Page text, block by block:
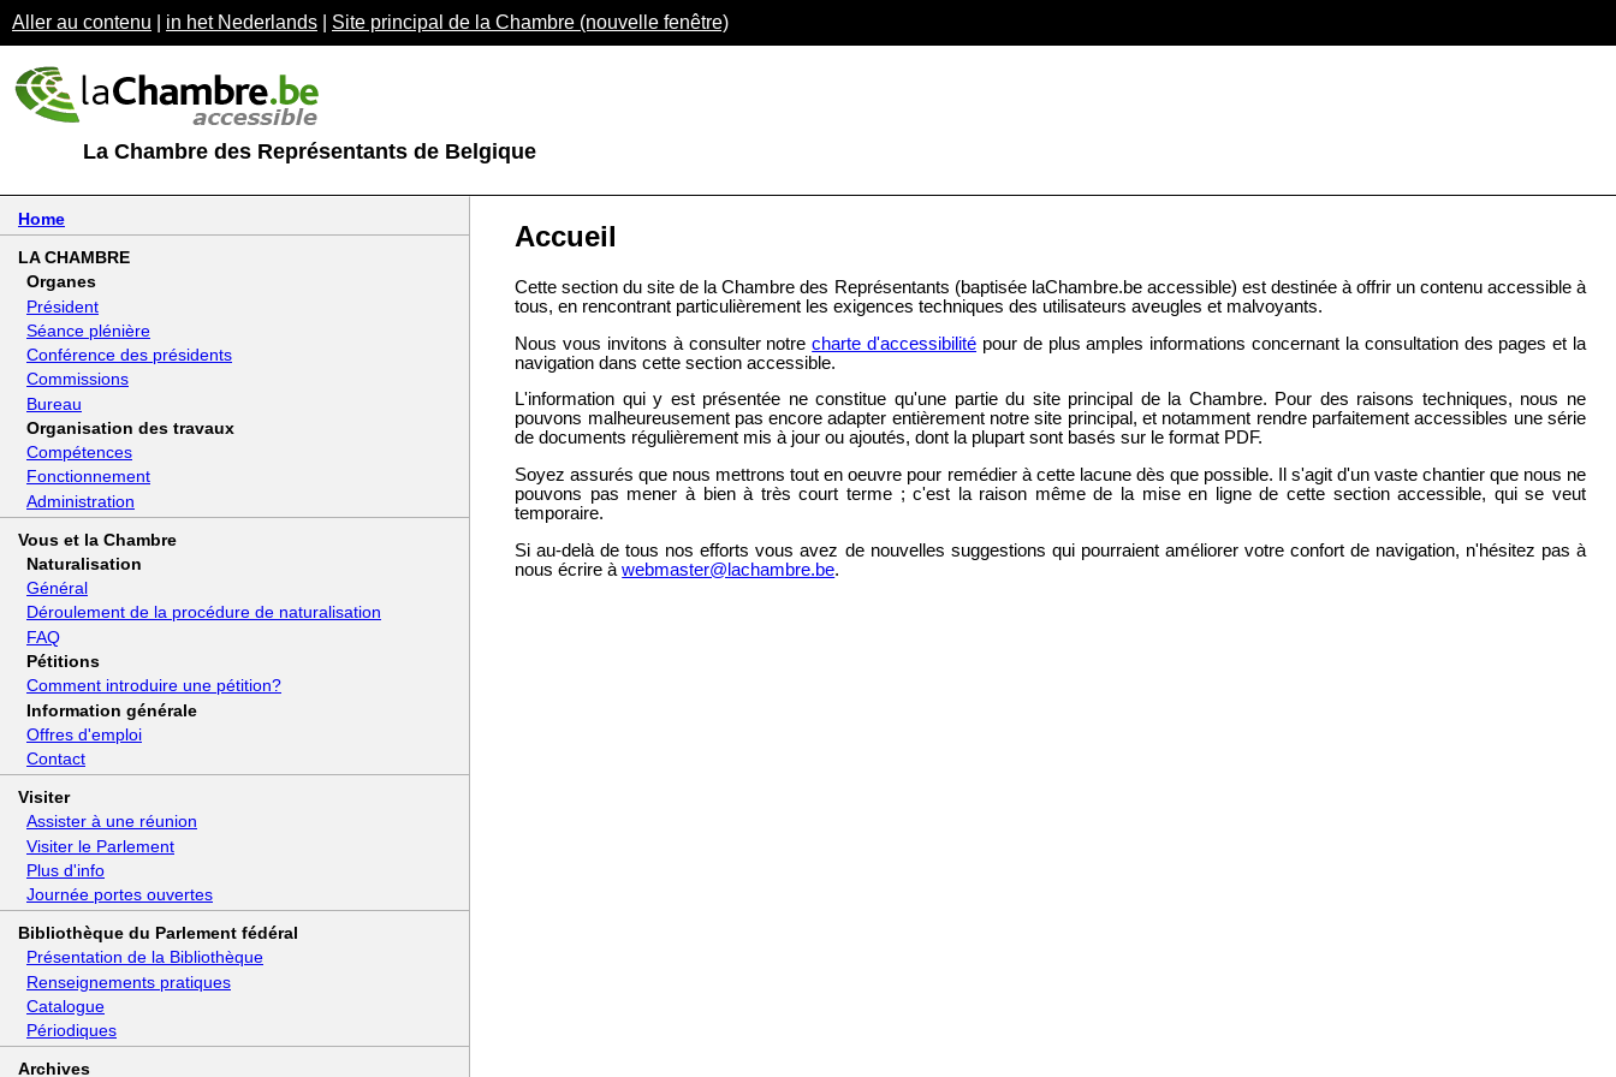
Aller au contenu in het Nederlands Site principal de la Chambre (nouvelle fenêtre)
La Chambre des Représentants de Belgique
Home
LA CHAMBRE
Organes
Président
Séance plénière
Conférence des présidents
Commissions
Bureau
Organisation des travaux
Compétences
Fonctionnement
Administration
Vous et la Chambre
Naturalisation
Général
Déroulement de la procédure de naturalisation
FAQ
Pétitions
Comment introduire une pétition?
Information générale
Offres d'emploi
Contact
Visiter
Assister à une réunion
Visiter le Parlement
Plus d'info
Journée portes ouvertes
Bibliothèque du Parlement fédéral
Présentation de la Bibliothèque
Renseignements pratiques
Catalogue
Périodiques
Archives
Accueil
Cette section du site de la Chambre des Représentants (baptisée laChambre.be accessible) est destinée à offrir un contenu accessible à
tous, en rencontrant particulièrement les exigences techniques des utilisateurs aveugles et malvoyants.
Nous vous invitons à consulter notrecharte d'accessibilité pour de plus amples informations concernant la consultation des pages et la
navigation dans cette section accessible.
L'information qui y est présentée ne constitue qu'une partie du site principal de la Chambre. Pour des raisons techniques, nous ne
pouvons malheureusement pas encore adapter entièrement notre site principal, et notamment rendre parfaitement accessibles une série
de documents régulièrement mis à jour ou ajoutés, dont la plupart sont basés sur le format PDF.
Soyez assurés que nous mettrons tout en oeuvre pour remédier à cette lacune dès que possible. Il s'agit d'un vaste chantier que nous ne
pouvons pas mener à bien à très court terme ; c'est la raison même de la mise en ligne de cette section accessible, qui se veut
temporaire.
Si au-delà de tous nos efforts vous avez de nouvelles suggestions qui pourraient améliorer votre confort de navigation, n'hésitez pas à
nous écrire àwebmaster@lachambre.be.